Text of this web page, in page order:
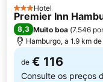
3 Estrelas
Hotel
Premier Inn
8,3 Muito boa (7.546
Hamburgo, a 1.9 km
de € 116
Consulte os preços